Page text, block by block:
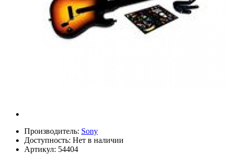
Производитель: Sony
Доступность: Нет в наличии
Артикул: 54404